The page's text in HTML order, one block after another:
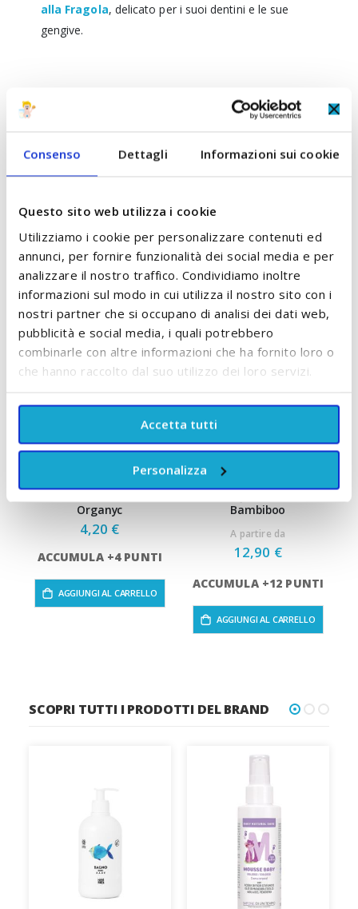
Consenso Dettagli Informazioni sui cookie
Questo sito web utilizza i cookie
Utilizziamo i cookie per personalizzare contenuti ed
annunci, per fornire funzionalità dei social media e per
analizzare il nostro traffico. Condividiamo inoltre
informazioni sul modo in cui utilizza il nostro sito con i
nostri partner che si occupano di analisi dei dati web,
pubblicità e social media, i quali potrebbero
combinarle con altre informazioni che ha fornito loro o
che hanno raccolto dal suo utilizzo dei loro servizi.
Accetta tutti
Personalizza
alla Fragola, delicato per i suoi dentini e le sue
gengive.
COMPOSIZIONE
Controlla gli articoli da aggiungere al carrello oppure
seleziona tutto
Organyc
4,20 €
ACCUMULA +4 PUNTI
AGGIUNGI AL CARRELLO
Pannolini In Bambù
Bambiboo
A partire da
12,90 €
ACCUMULA +12 PUNTI
AGGIUNGI AL CARRELLO
SCOPRI TUTTI I PRODOTTI DEL BRAND